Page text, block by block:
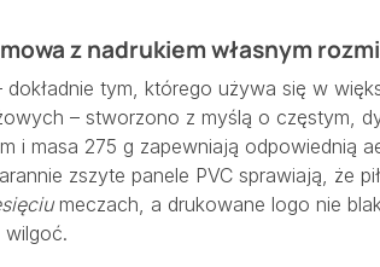
z nadrukiem własnym
dokładnie tym, którego używa się w
– stworzono z myślą o częstym,
i masa 275 g zapewniają odpowiednią
zszyte panele PVC sprawiają, że
meczach, a drukowane logo nie
wilgoć.